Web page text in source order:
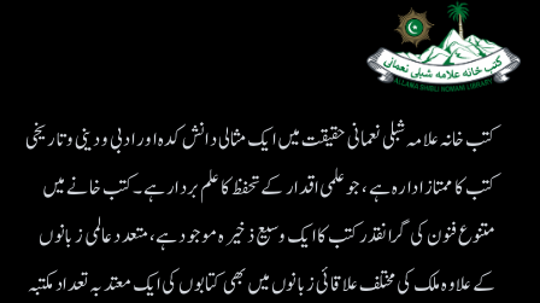
کتب خانہ علامہ شبلی نعمانی حقیقت میں ایک مثالی دانش کدہ اور ادبی ودینی و تاریخی
کتب کا ممتاز ادارہ ہے، جو علمی اقدار کے تحفظ کا علم بردار ہے۔کتب خانے میں
متنوع فنون کی گرانقدر کتب کا ایک وسیع ذخیرہ موجود ہے، متعدد عالمی زبانوں
کے علاوہ ملک کی مختلف علاقائی زبانوں میں بھی کتابوں کی ایک معتد بہ تعداد مکتبہ